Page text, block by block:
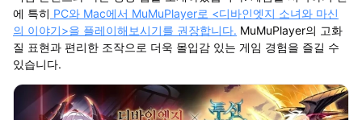
에 특히 PC와 Mac에서 MuMuPlayer로 <디바인엣지 소녀와 마신
의 이야기>을 플레이해보시기를 권장합니다. MuMuPlayer의 고화
질 표현과 편리한 조작으로 더욱 몰입감 있는 게임 경험을 즐길 수
있습니다.